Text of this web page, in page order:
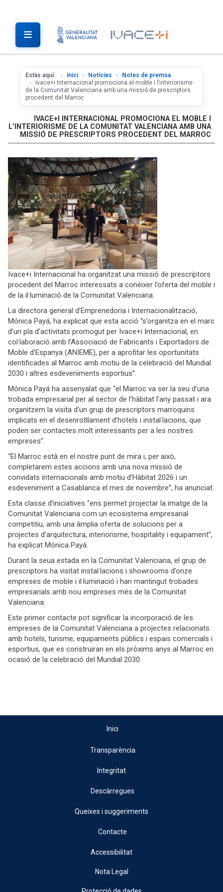
Estàs aquí: Inici Notícies
Notes de premsa
Ivace+i Internacional promociona el moble i l’interiorisme
de la Comunitat Valenciana amb una missió de prescriptors
procedent del Marroc
IVACE+I INTERNACIONAL PROMOCIONA EL MOBLE I
L’INTERIORISME DE LA COMUNITAT VALENCIANA AMB UNA
MISSIÓ DE PRESCRIPTORS PROCEDENT DEL MARROC
Ivace+i Internacional ha organitzat una missió de prescriptors
procedent del Marroc interessats a conéixer l’oferta del moble i
de la il·luminació de la Comunitat Valenciana.
La directora general d’Emprenedoria i Internacionalització,
Mónica Payá, ha explicat que esta acció “s’organitza en el marc
d’un pla d’activitats promogut per Ivace+i Internacional, en
col·laboració amb l’Associació de Fabricants i Exportadors de
Moble d’Espanya (ANIEME), per a aprofitar les oportunitats
identificades al Marroc amb motiu de la celebració del Mundial
2030 i altres esdeveniments esportius”.
Mónica Payá ha assenyalat que “el Marroc va ser la seu d’una
trobada empresarial per al sector de l’hàbitat l’any passat i ara
organitzem la visita d’un grup de prescriptors marroquins
implicats en el desenrotllament d’hotels i instal·lacions, que
poden ser contactes molt interessants per a les nostres
empreses”.
“El Marroc està en el nostre punt de mira i, per això,
completarem estes accions amb una nova missió de
convidats internacionals amb motiu d’Hàbitat 2026 i un
esdeveniment a Casablanca el mes de novembre”, ha anunciat.
Esta classe d’iniciatives “ens permet projectar la imatge de la
Comunitat Valenciana com un ecosistema empresarial
competitiu, amb una àmplia oferta de solucions per a
projectes d’arquitectura, interiorisme, hospitality i equipament”,
ha explicat Mónica Payá.
Durant la seua estada en la Comunitat Valenciana, el grup de
prescriptors ha visitat instal·lacions i showrooms d’onze
empreses de moble i il·luminació i han mantingut trobades
empresarials amb nou empreses més de la Comunitat
Valenciana.
Este primer contacte pot significar la incorporació de les
empreses de la Comunitat Valenciana a projectes relacionats
amb hotels, turisme, equipaments públics i espais comercials i
esportius, que es construiran en els pròxims anys al Marroc en
ocasió de la celebració del Mundial 2030.
Inici
Transparència
Integritat
Descàrregues
Queixes i suggeriments
Contacte
Accessibilitat
Nota Legal